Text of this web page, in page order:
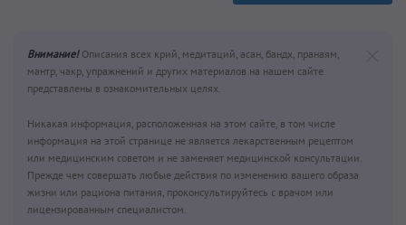
Внимание!Описания всех крий, медитаций, асан, бандх, пранаям,
мантр, чакр, упражнений и других материалов на нашем сайте
представлены в ознакомительных целях.
Никакая информация, расположенная на этом сайте, в том числе
информация на этой странице не является лекарственным рецептом
или медицинским советом и не заменяет медицинской консультации.
Прежде чем совершать любые действия по изменению вашего образа
жизни или рациона питания, проконсультируйтесь с врачом или
лицензированным специалистом.